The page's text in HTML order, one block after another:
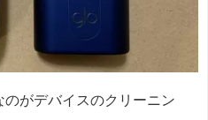
がデバイスのクリーニン